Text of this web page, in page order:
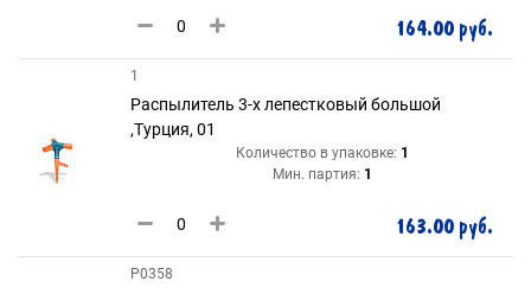
164.00 руб.
1
Распылитель 3-х лепестковый большой
,Турция, 01
Количество в упаковке: 1
Мин. партия: 1
163.00 руб.
Р0358